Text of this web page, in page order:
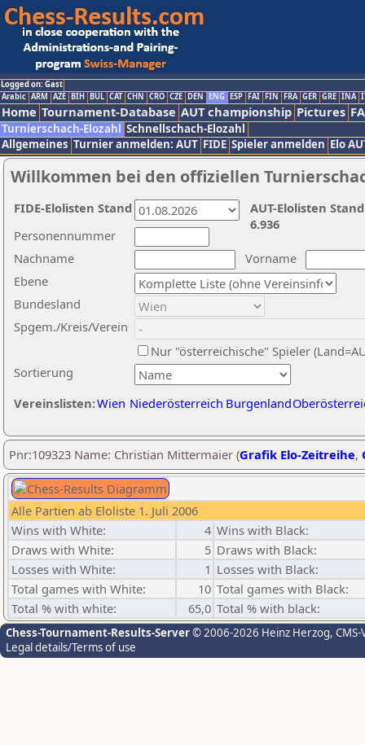
Logged on: Gast
Arabic ARM AZE BIH BUL CAT CHN CRO CZE DEN ENG ESP FAI FIN FRA GER GRE INA
Home Tournament-Database AUT championship Pictures
Turnierschach-Elozahl Schnellschach-Elozahl
Allgemeines Turnier anmelden: AUT FIDE Spieler anmelden Elo
Willkommen bei den offiziellen
Nachname
Vorname
Ebene
Sortierung
Personennummer
Bundesland
Spgem./Kreis/Verein
Nur "österreichische" Spieler
Vereinslisten:Wien Niederösterreich Burgenland
AUT-Elolisten
6.936
FIDE-Elolisten Stand
Pnr:109323 Name: Christian Mittermaier (Grafik Elo-Zeitreihe,
Alle Partien ab Eloliste 1. Juli 2006
Wins with White:
4 Wins with Black:
Draws with White:
5 Draws with Black:
Losses with White:
1 Losses with Black:
Total games with White:
10 Total games with Black:
Total % with white:
65,0 Total % with black:
Chess-Tournament-Results-Server© 2006-2026 Heinz Herzog,
Legal details/Terms of use